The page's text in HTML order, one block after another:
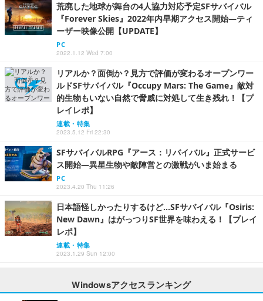
荒廃した地球が舞台の4人協力対応予定SFサバイバル
『Forever Skies』2022年内早期アクセス開始―ティ
ーザー映像公開【UPDATE】
PC
2022.1.12 Wed 7:00
リアルか？面倒か？見方で評価が変わるオープンワー
ルドSFサバイバル『Occupy Mars: The Game』敵対
的生物もいない自然で脅威に対処して生き残れ！【プ
レイレポ】
連載・特集
2023.5.12 Fri 22:30
SFサバイバルRPG『アース：リバイバル』正式サービ
ス開始―異星生物や敵陣営との激戦がいま始まる
PC
2023.4.20 Thu 11:26
日本語怪しかったりするけど…SFサバイバル『Osiris:
New Dawn』はがっつりSF世界を味わえる！【プレイ
レポ】
連載・特集
2023.1.29 Sun 12:00
Windowsアクセスランキング